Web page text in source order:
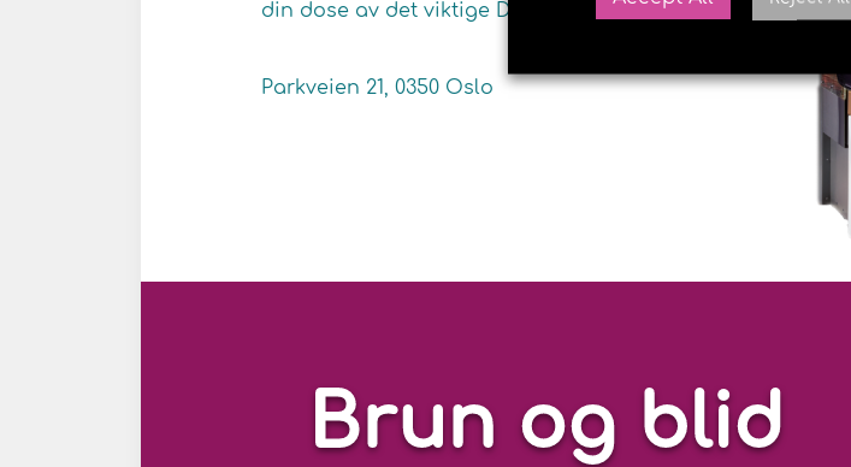
din dose av det viktige D-vitaminet!
Parkveien 21, 0350 Oslo
Brun og blid